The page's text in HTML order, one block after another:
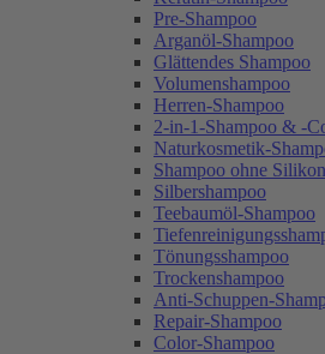
Pre-Shampoo
Arganöl-Shampoo
Glättendes Shampoo
Volumenshampoo
Herren-Shampoo
2-in-1-Shampoo & -
Naturkosmetik-
Shampoo ohne
Silbershampoo
Teebaumöl-Shampoo
Tönungsshampoo
Trockenshampoo
Anti-Schuppen-
Repair-Shampoo
Color-Shampoo